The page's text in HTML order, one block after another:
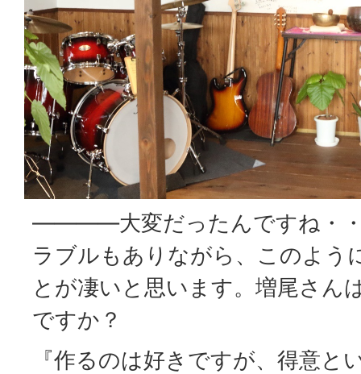
――――大変だったんですね・・
ラブルもありながら、このよう
とが凄いと思います。増尾さん
ですか？
『作るのは好きですが、得意と